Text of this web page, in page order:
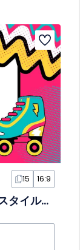
15 16:9
イラスト風クリエイティブな90年代スタイルスライド